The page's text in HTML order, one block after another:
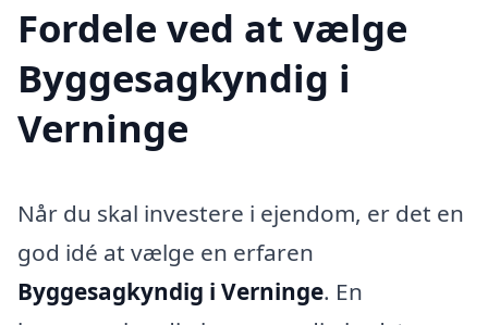
Fordele ved at vælge
Byggesagkyndig i
Verninge
Når du skal investere i ejendom, er det en
god idé at vælge en erfaren
Byggesagkyndig i Verninge. En